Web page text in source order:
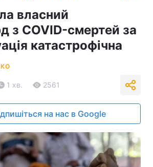
власний
з COVID-смертей за
катастрофічна
1 хв. 2561
на нас в Google